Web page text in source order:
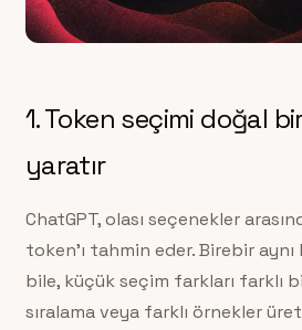
1. Token seçimi doğal
yaratır
ChatGPT, olası seçenekler
token’ı tahmin eder. Birebir
bile, küçük seçim farkları farklı
sıralama veya farklı örnekler